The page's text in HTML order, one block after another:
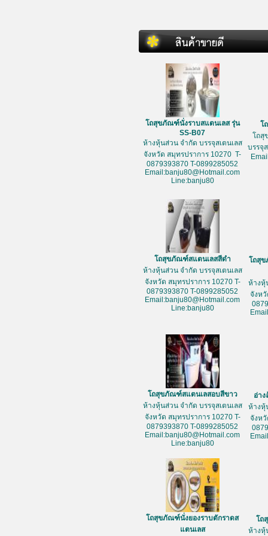
โถสุขภัณฑ์นั่งราบสแตนเลส รุ่น
SS-B07
ห้างหุ้นส่วน จำกัด บรรจุสเตนเลส
จังหวัด สมุทรปราการ 10270 T-
0879393870 T-0899285052
Email:banju80@Hotmail.com
Line:banju80
โ
โถสุ
บรรจุ
โถสุขภัณฑ์สแตนเลสสีดำ
ห้างหุ้นส่วน จำกัด บรรจุสเตนเลส
จังหวัด สมุทรปราการ 10270 T-
0879393870 T-0899285052
Email:banju80@Hotmail.com
Line:banju80
โถสุ
ห้างหุ้
จังห
โถสุขภัณฑ์สแตนเลสอบสีขาว
ห้างหุ้นส่วน จำกัด บรรจุสเตนเลส
จังหวัด สมุทรปราการ 10270 T-
0879393870 T-0899285052
Email:banju80@Hotmail.com
Line:banju80
อ่า
ห้างหุ้
จังห
โถสุขภัณฑ์นั่งยองราบตักราดส
แตนเลส
โถ
ห้างหุ้